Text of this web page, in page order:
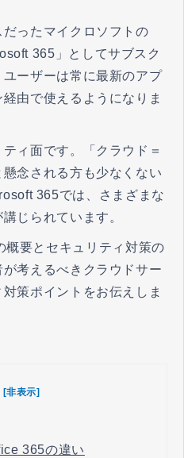
ったマイクロソフトの
365」としてサブスク
ーザーは常に最新のアプ
由で使えるようになりま
ィ面です。「クラウド＝
念される方も少なくない
365では、さまざまな
じられています。
要とセキュリティ対策の
考えるべきクラウドサー
策ポイントをお伝えしま
[非表示]
365の違い